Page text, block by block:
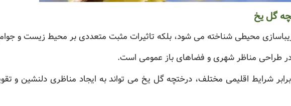
گل یخ
محیطی شناخته می شود، بلکه تاثیرات مثبت متعددی بر محیط زیست و
در طراحی مناظر شهری و فضاهای باز عمومی است.
شرایط اقلیمی مختلف، درختچه گل یخ می تواند به ایجاد مناظری دلنشین و